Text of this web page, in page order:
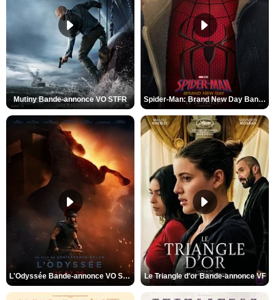
Mutiny Bande-annonce VO STFR Spider-Man: Brand New Day Bande-annonce VO STFR
L'Odyssée Bande-annonce VO STFR Le Triangle d'or Bande-annonce VF